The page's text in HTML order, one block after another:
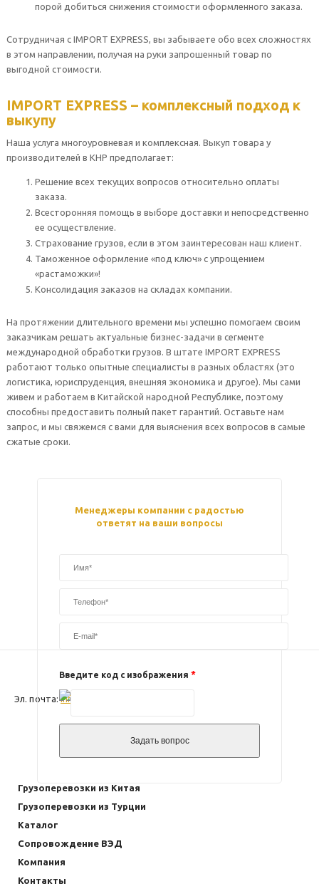
порой добиться снижения стоимости оформленного заказа.
Сотрудничая с IMPORT EXPRESS, вы забываете обо всех сложностях
в этом направлении, получая на руки запрошенный товар по
выгодной стоимости.
IMPORT EXPRESS – комплексный подход к
выкупу
Наша услуга многоуровневая и комплексная. Выкуп товара у
производителей в КНР предполагает:
Решение всех текущих вопросов относительно оплаты
заказа.
Всесторонняя помощь в выборе доставки и непосредственно
ее осуществление.
Страхование грузов, если в этом заинтересован наш клиент.
Таможенное оформление «под ключ» с упрощением
«растаможки»!
Консолидация заказов на складах компании.
На протяжении длительного времени мы успешно помогаем своим
заказчикам решать актуальные бизнес-задачи в сегменте
международной обработки грузов. В штате IMPORT EXPRESS
работают только опытные специалисты в разных областях (это
логистика, юриспруденция, внешняя экономика и другое). Мы сами
живем и работаем в Китайской народной Республике, поэтому
способны предоставить полный пакет гарантий. Оставьте нам
запрос, и мы свяжемся с вами для выяснения всех вопросов в самые
сжатые сроки.
Менеджеры компании с радостью
ответят на ваши вопросы
Введите код с изображения *
Эл. почта: info@import.express
Грузоперевозки из Китая
Грузоперевозки из Турции
Каталог
Сопровождение ВЭД
Компания
Контакты